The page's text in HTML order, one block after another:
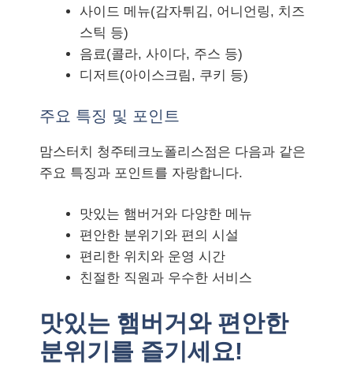
사이드 메뉴(감자튀김, 어니언링, 치즈
스틱 등)
음료(콜라, 사이다, 주스 등)
디저트(아이스크림, 쿠키 등)
주요 특징 및 포인트
맘스터치 청주테크노폴리스점은 다음과 같은
주요 특징과 포인트를 자랑합니다.
맛있는 햄버거와 다양한 메뉴
편안한 분위기와 편의 시설
편리한 위치와 운영 시간
친절한 직원과 우수한 서비스
맛있는 햄버거와 편안한
분위기를 즐기세요!